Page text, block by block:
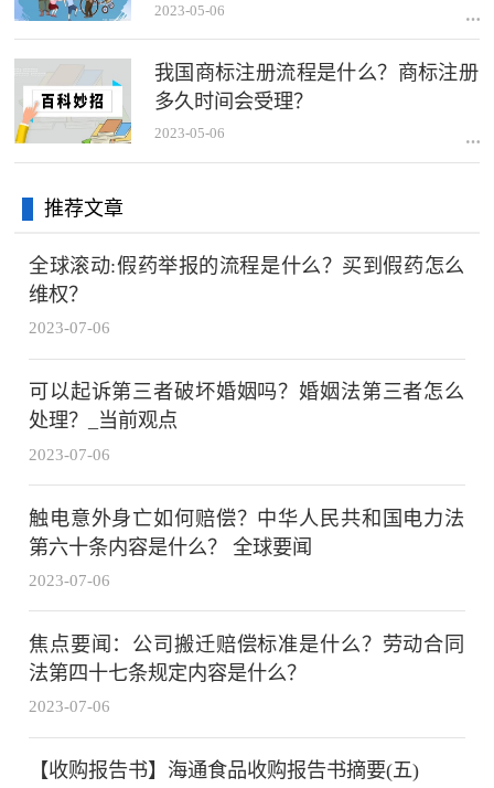
2023-05-06
我国商标注册流程是什么？商标注册
多久时间会受理？
2023-05-06
推荐文章
全球滚动:假药举报的流程是什么？买到假药怎么
维权？
2023-07-06
可以起诉第三者破坏婚姻吗？婚姻法第三者怎么
处理？_当前观点
2023-07-06
触电意外身亡如何赔偿？中华人民共和国电力法
第六十条内容是什么？ 全球要闻
2023-07-06
焦点要闻：公司搬迁赔偿标准是什么？劳动合同
法第四十七条规定内容是什么？
2023-07-06
【收购报告书】海通食品收购报告书摘要(五)